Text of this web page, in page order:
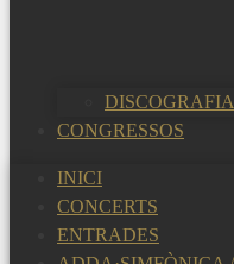
CONGRESSOS
INICI
CONCERTS
ENTRADES